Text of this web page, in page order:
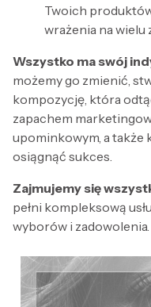
Twoich
wrażenia na wielu
Wszystko ma swój
możemy go zmienić,
kompozycję, która
zapachem
upominkowym, a także
osiągnąć sukces.
Zajmujemy się
pełni kompleksową
wyborów i zadowolenia.